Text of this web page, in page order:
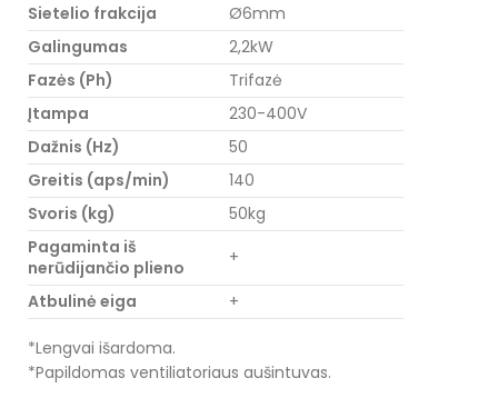
Sietelio frakcija
Ø6mm
Galingumas
2,2kW
Fazės (Ph)
Trifazė
Įtampa
230-400V
Dažnis (Hz)
50
Greitis (aps/min)
140
Svoris (kg)
50kg
Pagaminta iš
nerūdijančio plieno
+
Atbulinė eiga
+
*Lengvai išardoma.
*Papildomas ventiliatoriaus aušintuvas.